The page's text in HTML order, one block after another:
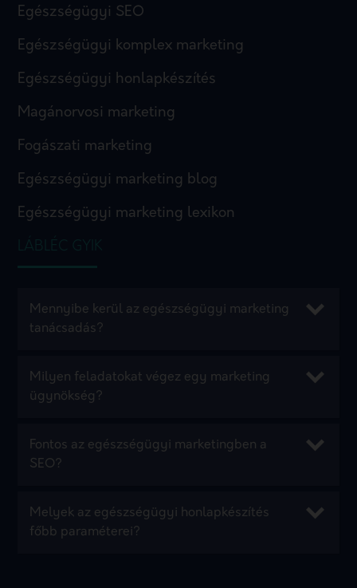
Egészségügyi SEO
Egészségügyi komplex marketing
Egészségügyi honlapkészítés
Magánorvosi marketing
Fogászati marketing
Egészségügyi marketing blog
Egészségügyi marketing lexikon
LÁBLÉC GYIK
Mennyibe kerül az egészségügyi marketing
tanácsadás?
Milyen feladatokat végez egy marketing
ügynökség?
Fontos az egészségügyi marketingben a
SEO?
Melyek az egészségügyi honlapkészítés
főbb paraméterei?